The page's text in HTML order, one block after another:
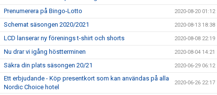
Prenumerera på Bingo-Lotto 2020-08-20 01:12
Schemat säsongen 2020/2021 2020-08-13 18:38
LCD lanserar ny förenings t-shirt och shorts 2020-08-08 22:19
Nu drar vi igång höstterminen 2020-08-04 14:21
Säkra din plats säsongen 20/21 2020-06-29 06:12
Ett erbjudande - Köp presentkort som kan användas på alla
Nordic Choice hotel
2020-06-26 22:17